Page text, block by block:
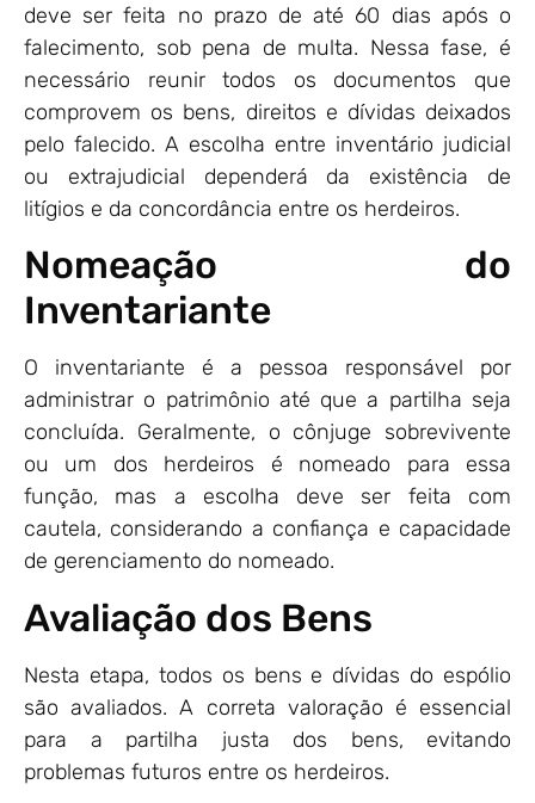
deve ser feita no prazo de até 60 dias após o
falecimento, sob pena de multa. Nessa fase, é
necessário reunir todos os documentos que
comprovem os bens, direitos e dívidas deixados
pelo falecido. A escolha entre inventário judicial
ou extrajudicial dependerá da existência de
litígios e da concordância entre os herdeiros.
Nomeação do
Inventariante
O inventariante é a pessoa responsável por
administrar o patrimônio até que a partilha seja
concluída. Geralmente, o cônjuge sobrevivente
ou um dos herdeiros é nomeado para essa
função, mas a escolha deve ser feita com
cautela, considerando a confiança e capacidade
de gerenciamento do nomeado.
Avaliação dos Bens
Nesta etapa, todos os bens e dívidas do espólio
são avaliados. A correta valoração é essencial
para a partilha justa dos bens, evitando
problemas futuros entre os herdeiros.